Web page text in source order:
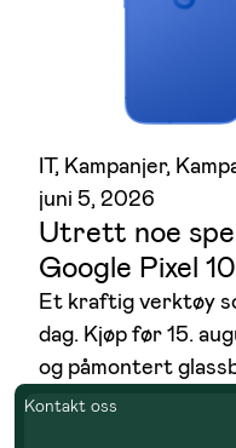
IT, Kampanjer,
juni 5, 2026
Utrett noe
Google Pixel 10
Et kraftig verktøy
dag. Kjøp før 15.
og påmontert
Kontakt oss